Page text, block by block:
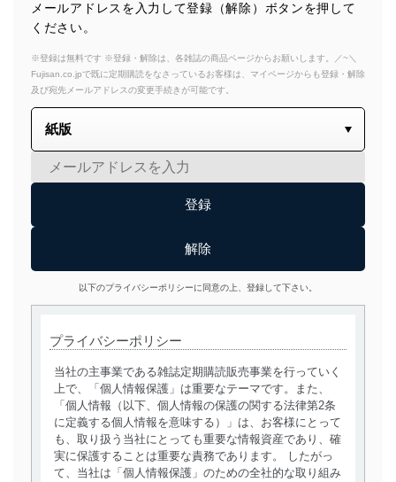
メールアドレスを入力して登録（解除）ボタンを押して
ください。
※登録は無料です ※登録・解除は、各雑誌の商品ページからお願いします。／~＼
Fujisan.co.jpで既に定期購読をなさっているお客様は、マイページからも登録・解除
及び宛先メールアドレスの変更手続きが可能です。
以下のプライバシーポリシーに同意の上、登録して下さい。
プライバシーポリシー
当社の主事業である雑誌定期購読販売事業を行っていく
上で、「個人情報保護」は重要なテーマです。また、
「個人情報（以下、個人情報の保護の関する法律第2条
に定義する個人情報を意味する）」は、お客様にとって
も、取り扱う当社にとっても重要な情報資産であり、確
実に保護することは重要な責務であります。 したがっ
て、当社は「個人情報保護」のための全社的な取り組み